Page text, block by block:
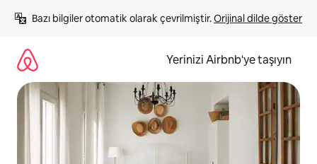
atla
Bazı bilgiler otomatik olarak çevrilmiştir. Orijinal dilde göster
Yerinizi Airbnb'ye taşıyın